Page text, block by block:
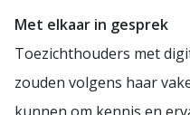
Met elkaar in gesprek
Toezichthouders met
zouden volgens haar